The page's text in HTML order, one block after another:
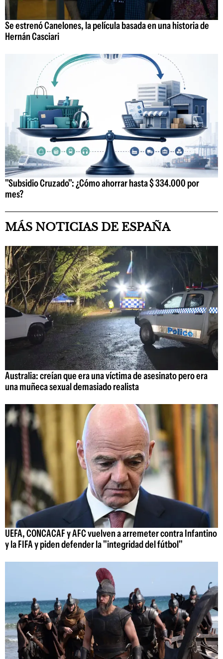
Se estrenó Canelones, la película basada en una historia de
Hernán Casciari
"Subsidio Cruzado": ¿Cómo ahorrar hasta $ 334.000 por
mes?
MÁS NOTICIAS DE ESPAÑA
Australia: creían que era una víctima de asesinato pero era
una muñeca sexual demasiado realista
UEFA, CONCACAF y AFC vuelven a arremeter contra Infantino
y la FIFA y piden defender la "integridad del fútbol"